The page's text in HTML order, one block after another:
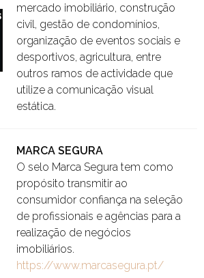
mercado imobiliário, construção
civil, gestão de condomínios,
organização de eventos sociais e
desportivos, agricultura, entre
outros ramos de actividade que
utilize a comunicação visual
estática.
MARCA SEGURA
O selo Marca Segura tem como
propósito transmitir ao
consumidor confiança na seleção
de profissionais e agências para a
realização de negócios
imobiliários.
https://www.marcasegura.pt/